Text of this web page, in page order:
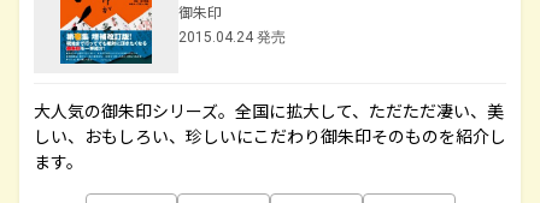
御朱印
2015.04.24 発売
大人気の御朱印シリーズ。全国に拡大して、ただただ凄い、美
しい、おもしろい、珍しいにこだわり御朱印そのものを紹介し
ます。